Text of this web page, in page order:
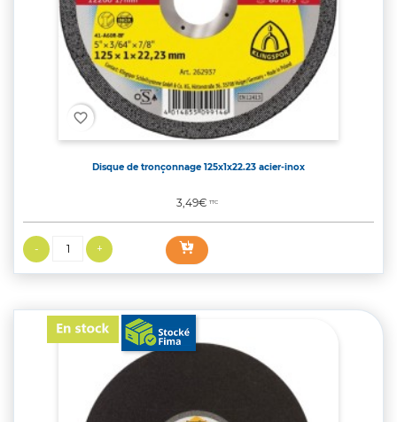
favorite_border
Disque de tronçonnage 125x1x22.23 acier-inox
Prix
3,49€TTC